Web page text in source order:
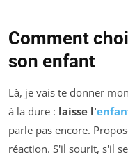
Comment
son enfant
Là, je vais te donner
à la dure : laisse l'
parle pas encore.
réaction. S'il sourit, s'il